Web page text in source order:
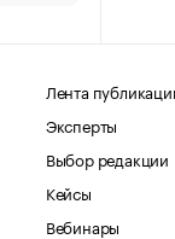
Лента
Эксперты
Выбор редакции
Кейсы
Вебинары